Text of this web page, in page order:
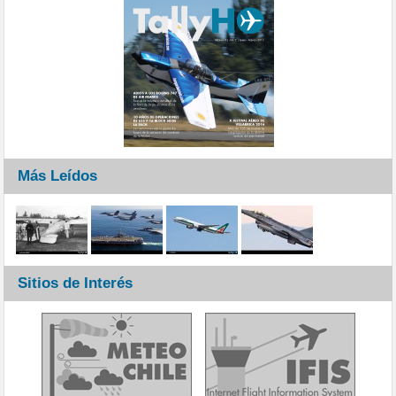
Más Leídos
Sitios de Interés